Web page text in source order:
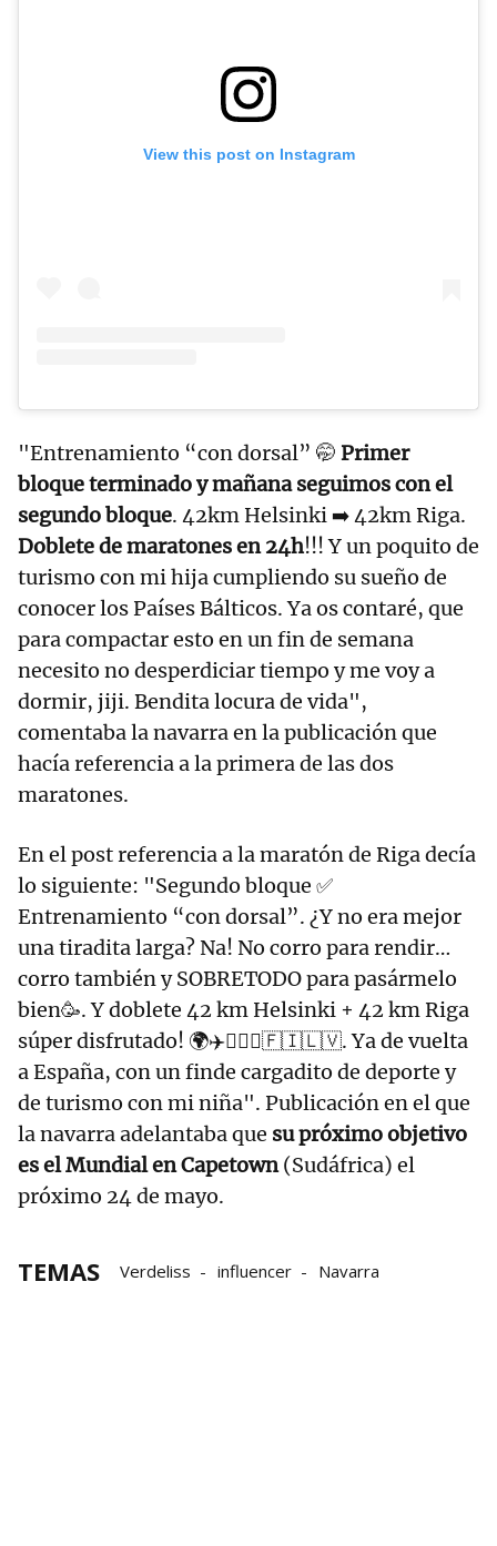
View this post on Instagram
"Entrenamiento “con dorsal” 🤭 Primer
bloque terminado y mañana seguimos con el
segundo bloque. 42km Helsinki ➡️ 42km Riga.
Doblete de maratones en 24h!!! Y un poquito de
turismo con mi hija cumpliendo su sueño de
conocer los Países Bálticos. Ya os contaré, que
para compactar esto en un fin de semana
necesito no desperdiciar tiempo y me voy a
dormir, jiji. Bendita locura de vida",
comentaba la navarra en la publicación que
hacía referencia a la primera de las dos
maratones.
En el post referencia a la maratón de Riga decía
lo siguiente: "Segundo bloque ✅
Entrenamiento “con dorsal”. ¿Y no era mejor
una tiradita larga? Na! No corro para rendir…
corro también y SOBRETODO para pasármelo
bien🥳. Y doblete 42 km Helsinki + 42 km Riga
súper disfrutado! 🌍✈️🏃🏼‍♀️🇫🇮🇱🇻. Ya de vuelta
a España, con un finde cargadito de deporte y
de turismo con mi niña". Publicación en el que
la navarra adelantaba que su próximo objetivo
es el Mundial en Capetown(Sudáfrica) el
próximo 24 de mayo.
TEMAS Verdeliss influencer Navarra